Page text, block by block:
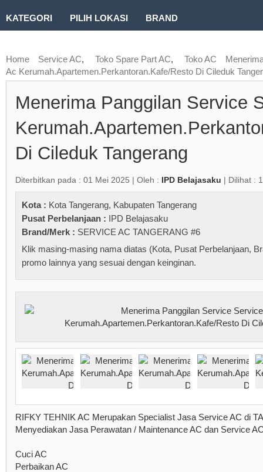
KATEGORI PILIH LOKASI BRAND
RUBRIK FREEZEPAGE
Home Service AC, Toko Spare Part AC, Toko AC
Ac Kerumah.Apartemen.Perkantoran.Kafe/Resto Di Cileduk
Menerima Panggilan Service
Di Cileduk Tangerang
Diterbitkan pada : 01 Mei 2025 | Oleh : IPD Belajasaku | Dilihat :
Kota : Kota Tangerang, Kabupaten Tangerang
Pusat Perbelanjaan : IPD Belajasaku
Brand/Merk : SERVICE AC TANGERANG #6
Klik masing-masing nama diatas (Kota, Pusat Perbelanjaan,
promo lainnya yang sesuai dengan keinginan.
RIFKY TEHNIK AC Merupakan Specialist Jasa Service AC di
Menyediakan Jasa Perawatan / Maintenance AC dan Service
Cuci AC
Perbaikan AC